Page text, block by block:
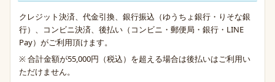
クレジット決済、代金引換、銀行振込（ゆうちょ銀行・りそな銀
行）、コンビニ決済、後払い（コンビニ・郵便局・銀行・LINE
Pay）がご利用頂けます。
※ 合計金額が55,000円（税込）を超える場合は後払いはご利用い
ただけません。